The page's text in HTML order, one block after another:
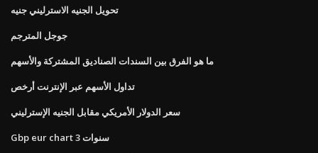
تحويل الجنيه الاسترليني جنيه
جوجل المترجم
ما هو الفرق بين السندات الصناديق المشتركة والأسهم
تداول الأسهم عبر الإنترنت أرخص
سعر الدولار الأمريكي مقابل الجنيه الإسترليني
Gbp eur chart 3 سنوات